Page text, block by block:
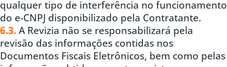
qualquer tipo de interferência no funcionamento
do e-CNPJ disponibilizado pela Contratante.
6.3. A Revizia não se responsabilizará pela
revisão das informações contidas nos
Documentos Fiscais Eletrônicos, bem como pelas